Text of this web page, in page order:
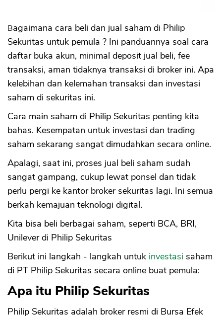
6.Data untukÂ Analisa Fundamental dan
Teknikal Gratis
Kelemahan Philip Sekuritas
1. Aplikasi Online Lambat
2. Masih Ada Bug di Aplikasi Philip
Sekuritas
Tanya Jawab
Bagaimana cara beli dan jual saham di Philip
Sekuritas untuk pemula ? Ini panduannya soal cara
daftar buka akun, minimal deposit jual beli, fee
transaksi, aman tidaknya transaksi di broker ini. Apa
kelebihan dan kelemahan transaksi dan investasi
saham di sekuritas ini.
Cara main saham di Philip Sekuritas penting kita
bahas. Kesempatan untuk investasi dan trading
saham sekarang sangat dimudahkan secara online.
Apalagi, saat ini, proses jual beli saham sudah
sangat gampang, cukup lewat ponsel dan tidak
perlu pergi ke kantor broker sekuritas lagi. Ini semua
berkah kemajuan teknologi digital.
Kita bisa beli berbagai saham, seperti BCA, BRI,
Unilever di Philip Sekuritas
Berikut ini langkah - langkah untuk investasi saham
di PT Philip Sekuritas secara online buat pemula:
Apa itu Philip Sekuritas
Philip Sekuritas adalah broker resmi di Bursa Efek